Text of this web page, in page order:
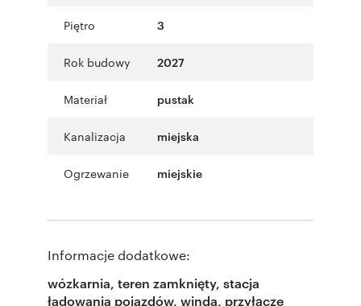
Piętro 3
Rok budowy 2027
Materiał pustak
Kanalizacja miejska
Ogrzewanie miejskie
Informacje dodatkowe:
wózkarnia, teren zamknięty, stacja
ładowania pojazdów, winda, przyłącze